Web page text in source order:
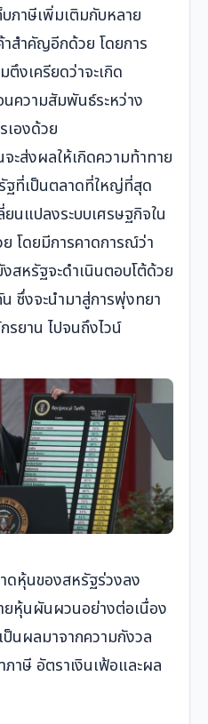
บภาษีเพิ่มเติมกับหลาย
าสำคัญอีกด้วย โดยการ
ตึงเครียดว่าจะเกิด
ความสัมพันธ์ระหว่าง
เองด้วย
ะส่งผลให้เกิดความท้าทาย
ฐที่เป็นตลาดที่ใหญ่ที่สุด
นแปลงระบบเศรษฐกิจใน
โดยมีการคาดการณ์ว่า
สหรัฐจะดำเนินตอบโต้ด้วย
ซึ่งจะนำมาสู่การพุ่งทยา
รยาน ไปจนถึงไวน์
ดหุ้นของสหรัฐร่วงลง
ยหุ้นผันผวนอย่างต่อเนื่อง
ป็นผลมาจากความกังวล
าษี อัตราเงินเฟ้อและผล